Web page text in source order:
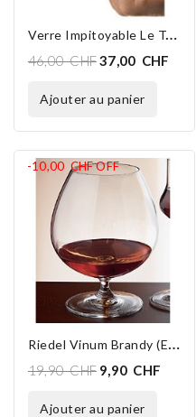
V
Erre Impitoyable Le Taster
46,00 CHF37,00 CHF
ajouter au panier
R
Iedel Vinum Brandy (en Stock 3 P)
19,90 CHF
-10,00 CHFOFF
9,90 CHF
ajouter au panier